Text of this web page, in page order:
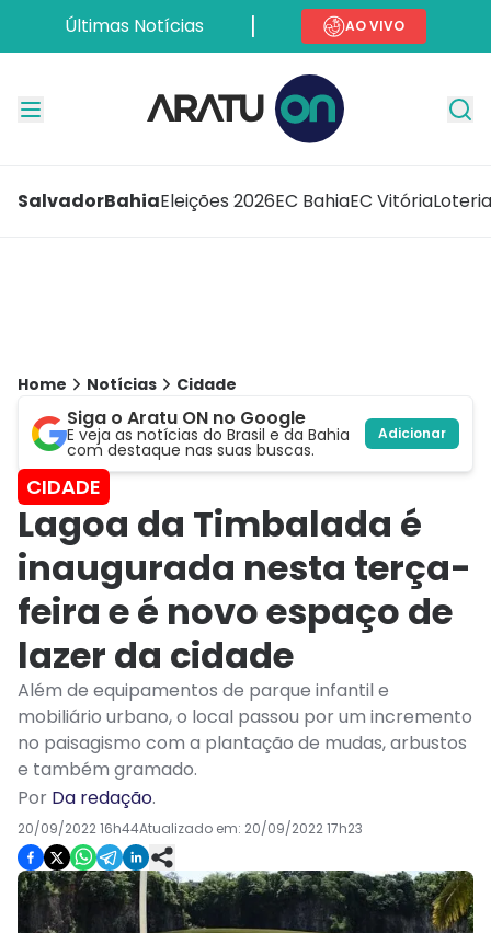
Últimas Notícias AO VIVO
SalvadorBahiaEleições 2026EC BahiaEC Vitória
Home Notícias Cidade
Siga o Aratu ON no Google
E veja as notícias do Brasil e da Bahia
com destaque nas suas buscas.
Adicionar
CIDADE
Lagoa da Timbalada é
inaugurada nesta terça-
feira e é novo espaço de
lazer da cidade
Além de equipamentos de parque infantil e
mobiliário urbano, o local passou por um incremento
no paisagismo com a plantação de mudas, arbustos
e também gramado.
Por Da redação.
20/09/2022 16h44Atualizado em: 20/09/2022 17h23